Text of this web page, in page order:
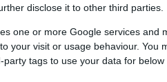
disclose it to other third parties.
one or more Google services and
your visit or usage behaviour. You
tags to use your data for